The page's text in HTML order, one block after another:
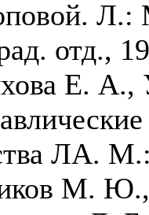
Л.:
отд.,
Е.
ЛА.
М.